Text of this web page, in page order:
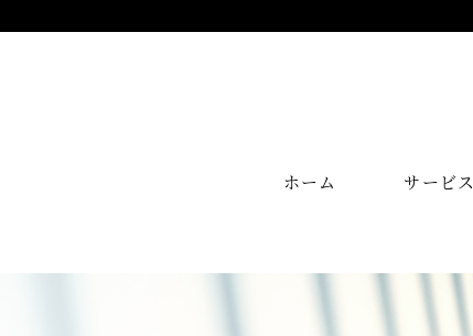
ホーム サービス